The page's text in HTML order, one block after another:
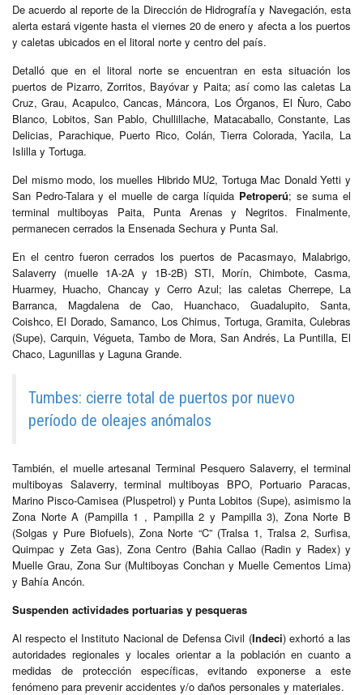
De acuerdo al reporte de la Dirección de Hidrografía y Navegación, esta
alerta estará vigente hasta el viernes 20 de enero y afecta a los puertos
y caletas ubicados en el litoral norte y centro del país.
Detalló que en el litoral norte se encuentran en esta situación los
puertos de Pizarro, Zorritos, Bayóvar y Paita; así como las caletas La
Cruz, Grau, Acapulco, Cancas, Máncora, Los Órganos, El Ñuro, Cabo
Blanco, Lobitos, San Pablo, Chullillache, Matacaballo, Constante, Las
Delicias, Parachique, Puerto Rico, Colán, Tierra Colorada, Yacila, La
Islilla y Tortuga.
Del mismo modo, los muelles Hibrido MU2, Tortuga Mac Donald Yetti y
San Pedro-Talara y el muelle de carga líquida Petroperú; se suma el
terminal multiboyas Paita, Punta Arenas y Negritos. Finalmente,
permanecen cerrados la Ensenada Sechura y Punta Sal.
En el centro fueron cerrados los puertos de Pacasmayo, Malabrigo,
Salaverry (muelle 1A-2A y 1B-2B) STI, Morín, Chimbote, Casma,
Huarmey, Huacho, Chancay y Cerro Azul; las caletas Cherrepe, La
Barranca, Magdalena de Cao, Huanchaco, Guadalupito, Santa,
Coishco, El Dorado, Samanco, Los Chimus, Tortuga, Gramita, Culebras
(Supe), Carquin, Végueta, Tambo de Mora, San Andrés, La Puntilla, El
Chaco, Lagunillas y Laguna Grande.
Tumbes: cierre total de puertos por nuevo
período de oleajes anómalos
También, el muelle artesanal Terminal Pesquero Salaverry, el terminal
multiboyas Salaverry, terminal multiboyas BPO, Portuario Paracas,
Marino Pisco-Camisea (Pluspetrol) y Punta Lobitos (Supe), asimismo la
Zona Norte A (Pampilla 1 , Pampilla 2 y Pampilla 3), Zona Norte B
(Solgas y Pure Biofuels), Zona Norte “C” (Tralsa 1, Tralsa 2, Surfisa,
Quimpac y Zeta Gas), Zona Centro (Bahia Callao (Radin y Radex) y
Muelle Grau, Zona Sur (Multiboyas Conchan y Muelle Cementos Lima)
y Bahía Ancón.
Suspenden actividades portuarias y pesqueras
Al respecto el Instituto Nacional de Defensa Civil (Indeci) exhortó a las
autoridades regionales y locales orientar a la población en cuanto a
medidas de protección específicas, evitando exponerse a este
fenómeno para prevenir accidentes y/o daños personales y materiales.